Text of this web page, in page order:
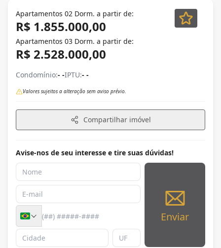
Apartamentos 02 Dorm. a partir de:
R$ 1.855.000,00
Apartamentos 03 Dorm. a partir de:
R$ 2.528.000,00
Condomínio:- -IPTU:- -
Valores sujeitos a alteração sem aviso prévio.
Compartilhar imóvel
Avise-nos de seu interesse e tire suas dúvidas!
Enviar